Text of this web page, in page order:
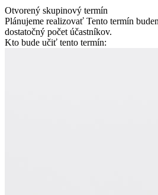
Otvorený skupinový termín
Plánujeme realizovať Tento termín
dostatočný počet účastníkov.
Kto bude učiť tento termín: